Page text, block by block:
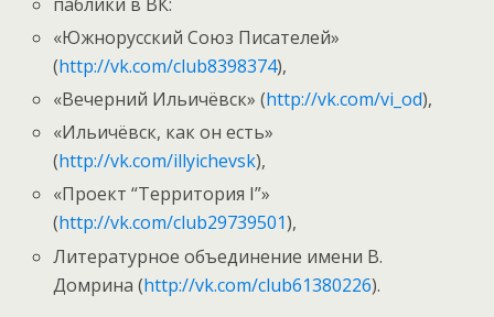
«Южнорусский Союз Писателей»
(http://vk.com/club8398374),
«Вечерний Ильичёвск» (http://vk.com/vi_od),
«Ильичёвск, как он есть»
(http://vk.com/illyichevsk),
«Проект “Территория I”»
(http://vk.com/club29739501),
Литературное объединение имени В.
Домрина (http://vk.com/club61380226).